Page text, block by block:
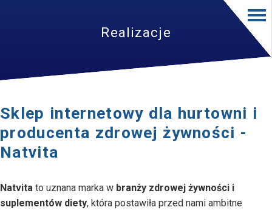
Realizacje
Sklep internetowy dla hurtowni i
producenta zdrowej żywności -
Natvita
Natvita to uznana marka w branży zdrowej żywności i
suplementów diety, która postawiła przed nami ambitne